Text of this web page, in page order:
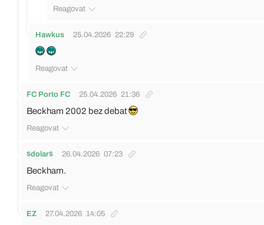
Reagovat
Hawkus 25.04.2026 22:29
Reagovat
FC Porto FC 25.04.2026 21:36
Beckham 2002 bez debat
Reagovat
$dolar$ 26.04.2026 07:23
Beckham.
Reagovat
EZ 27.04.2026 14:05